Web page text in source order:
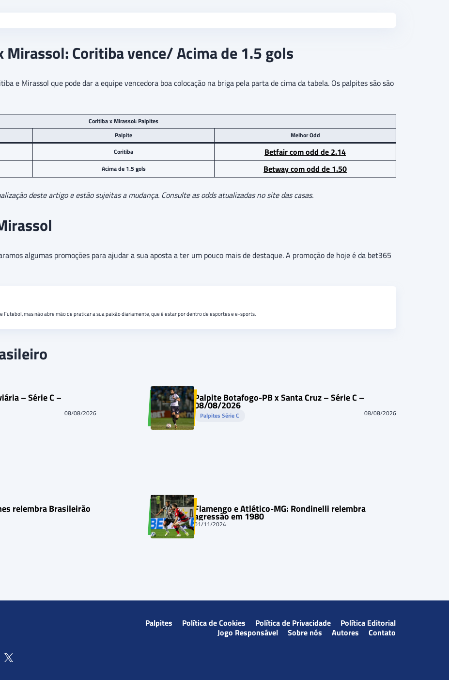
Mirassol: Coritiba vence/ Acima de 1.5 gols
e Mirassol que pode dar a equipe vencedora boa colocação na briga pela parta de cima da tabela. Os palpites são são
Coritiba x Mirassol: Palpites
Palpite
Melhor Odd
Coritiba Betfair com odd de 2.14
Acima de 1.5 gols Betway com odd de 1.50
deste artigo e estão sujeitas a mudança. Consulte as odds atualizadas no site das casas.
algumas promoções para ajudar a sua aposta a ter um pouco mais de destaque. A promoção de hoje é da bet365
e Futebol, mas não abre mão de praticar a sua paixão diariamente, que é estar por dentro de esportes e e-sports.
– Série C –
08/08/2026
Palpite Botafogo-PB x Santa Cruz – Série C –
08/08/2026
Palpites Série C 08/08/2026
relembra Brasileirão Flamengo e Atlético-MG: Rondinelli relembra
agressão em 1980
01/11/2024
Palpites Política de Cookies Política de Privacidade
Política Editorial
Jogo Responsável
Sobre nós Autores Contato